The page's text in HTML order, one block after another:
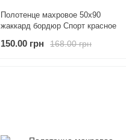
Полотенце махровое 50х90
жаккард бордюр Спорт красное
168.00 грн
150.00 грн